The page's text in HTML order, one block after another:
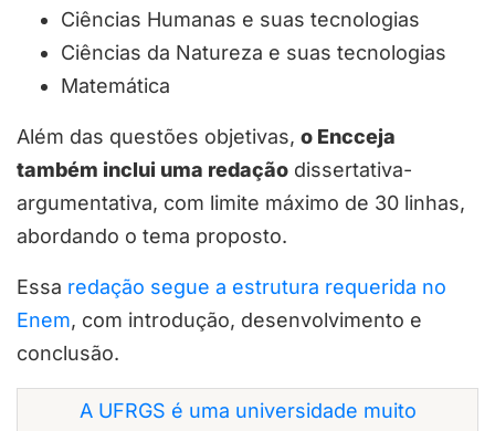
Ciências Humanas e suas tecnologias
Ciências da Natureza e suas tecnologias
Matemática
Além das questões objetivas, o Encceja
também inclui uma redação dissertativa-
argumentativa, com limite máximo de 30 linhas,
abordando o tema proposto.
Essa redação segue a estrutura requerida no
Enem, com introdução, desenvolvimento e
conclusão.
A UFRGS é uma universidade muito